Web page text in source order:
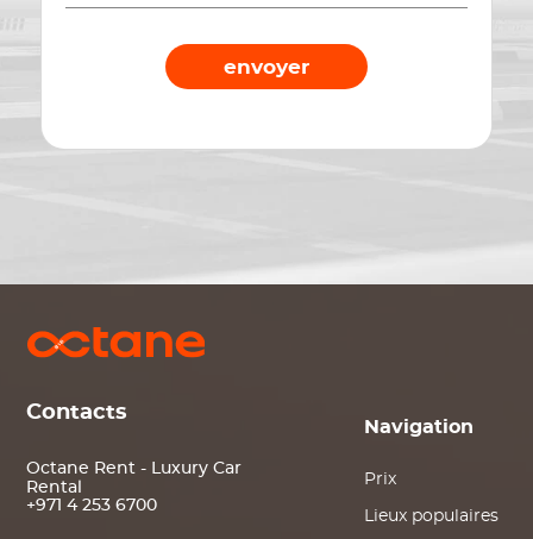
envoyer
Contacts
Octane Rent - Luxury Car
Rental
+971 4 253 6700
Navigation
Prix
Lieux populaires